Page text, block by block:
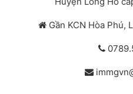
Gần KCN Hòa Phú,